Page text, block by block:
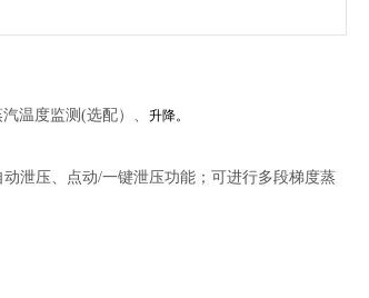
汽温度监测(选配）、升降。
泄压、点动/一键泄压功能；可进行多段梯度蒸